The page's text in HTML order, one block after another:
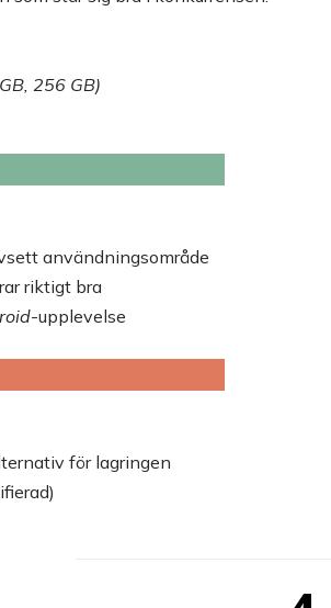
256 GB)
användningsområde
riktigt bra
-upplevelse
för lagringen